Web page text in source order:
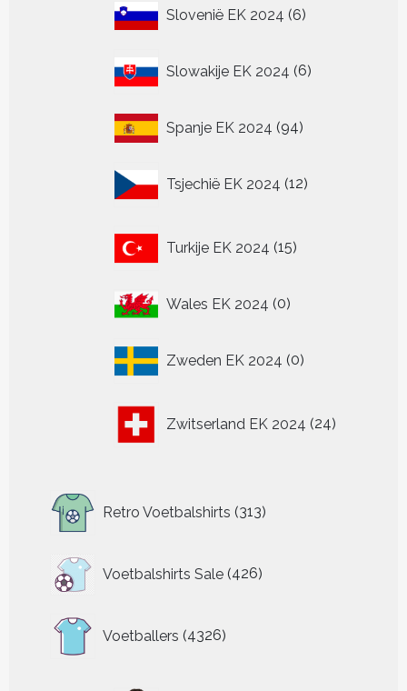
Slovenië EK 2024 66
Slowakije EK 2024 6
producten
Spanje EK 2024 9494
Tsjechië EK 2024 12
producten
Turkije EK 2024 15
producten
Wales EK 2024 00
Zweden EK 2024 0
producten
Zwitserland EK 2024 24
producten
Retro Voetbalshirts 313
producten
Voetbalshirts Sale 426
426
producten
Voetballers 4326
producten